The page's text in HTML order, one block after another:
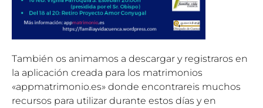
También os animamos a descargar y registraros en
la aplicación creada para los matrimonios
«appmatrimonio.es» donde encontrareis muchos
recursos para utilizar durante estos días y en